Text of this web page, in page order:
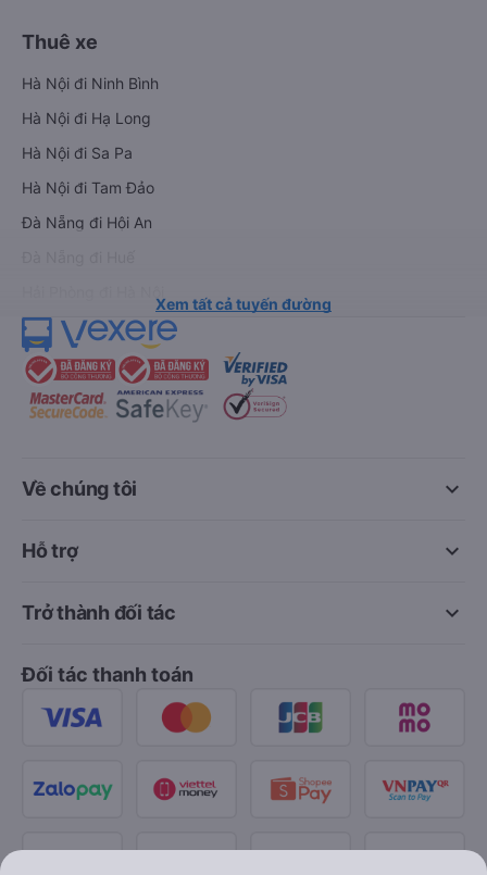
Thuê xe
Hà Nội đi Ninh Bình
Hà Nội đi Hạ Long
Hà Nội đi Sa Pa
Hà Nội đi Tam Đảo
Đà Nẵng đi Hội An
Xem tất cả tuyến đường
keyboard_arrow_down
Về chúng tôi
keyboard_arrow_down
Hỗ trợ
keyboard_arrow_down
Trở thành đối tác
Đối tác thanh toán